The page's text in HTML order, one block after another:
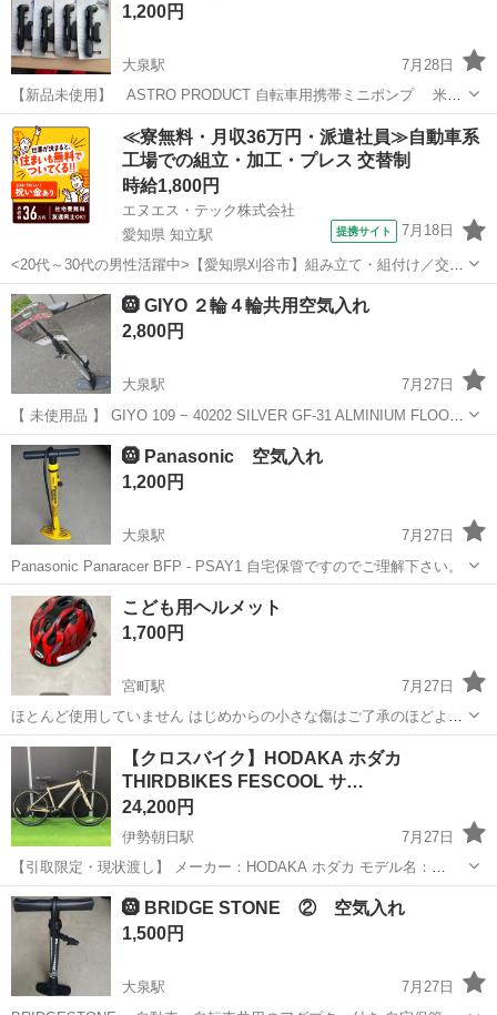
1,200円
大泉駅
7月28日
【新品未使用】 ASTRO PRODUCT 自転車用携帯ミニポンプ 米
式・仏式対応 ボトルケージの台座ホルダー付き 残り４個です。 自宅
保管ですのでご理解下さい。
三重 いなべ市 大泉駅 その他 ポンプ
≪寮無料・月収36万円・派遣社員≫自動車系
工場での組立・加工・プレス 交替制
時給1,800円
エヌエス・テック株式会社
愛知県 知立駅
提携サイト 7月18日
<20代～30代の男性活躍中>【愛知県刈谷市】組み立て・組付け／交替
制／月収36.2万円以上可能！／ngy143-99 仕事概要 仕事概要 困った時
／トラブル時のサポートも万全 ー・ー・ー・ー・ー・ー 毎週火曜/金
曜 入社...
愛知 刈谷市 その他
🛞 GIYO ２輪４輪共用空気入れ
2,800円
大泉駅
7月27日
【 未使用品 】 GIYO 109 − 40202 SILVER GF-31 ALMINIUM FLOOR
PUMP 圧力メーター・バルブアタッチメント付で自動車のタイヤにも
使用可能です。 自...
三重 いなべ市 その他 自動車
🛞 Panasonic 空気入れ
1,200円
大泉駅
7月27日
Panasonic Panaracer BFP - PSAY1 自宅保管ですのでご理解下さい。
三重 いなべ市 大泉駅 その他
こども用ヘルメット
1,700円
宮町駅
7月27日
ほとんど使用していません はじめからの小さな傷はご了承のほどよろ
しくお願いします 定価4000円前後
三重 伊勢市 宮町駅 その他
【クロスバイク】HODAKA ホダカ
THIRDBIKES FESCOOL サ…
24,200円
伊勢朝日駅
7月27日
【引取限定・現状渡し】 メーカー：HODAKA ホダカ モデル名：
THIRDBIKES FESCOOL サードバイクス フェスクール クロスバイク
・2021年モデル ・7段変速 ・鍵1...
三重 三重郡 伊勢朝日駅 クロスバイク 27.5インチ
🛞 BRIDGE STONE ② 空気入れ
1,500円
大泉駅
7月27日